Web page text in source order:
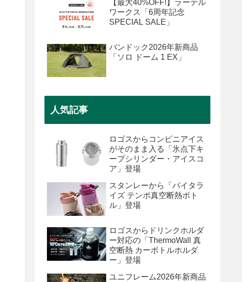
【最大40%OFF!】ラーテル
ワークス「6周年記念
SPECIAL SALE」
バンドック2026年新商品
「ソロ ドーム 1 EX」
人気記事
ロゴスからコンビニアイス
がそのまま入る「氷点下キ
ープシリンダー・アイスコ
ア」登場
スタンレーから「バイタラ
イズ テンポ真空断熱ボト
ル」登場
ロゴスからドリンクホルダ
ー対応の「ThermoWall 真
空断熱 カーボトルホルダ
ー」登場
ユニフレーム2026年新商品